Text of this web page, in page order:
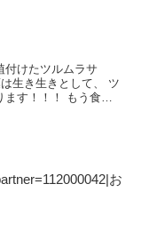
付けたツルムラサ
生き生きとして、 ツ
す！！！ もう食べ
お